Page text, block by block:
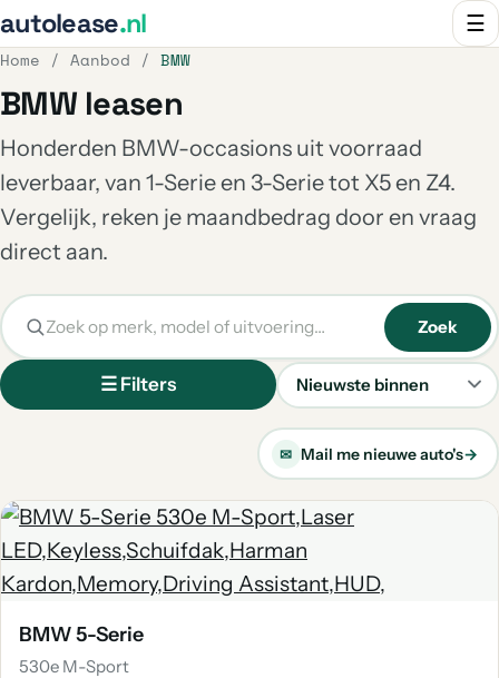
autolease.nl ☰
Home / Aanbod / BMW
BMW leasen
Honderden BMW-occasions uit voorraad
leverbaar, van 1-Serie en 3-Serie tot X5 en Z4.
Vergelijk, reken je maandbedrag door en vraag
direct aan.
☰ Filters
Sorteren
Zoek
✉ Mail me nieuwe auto's→
BMW 5-Serie
530e M-Sport